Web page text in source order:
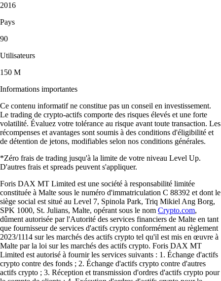
2016
Pays
90
Utilisateurs
150 M
Informations importantes
Ce contenu informatif ne constitue pas un conseil en investissement.
Le trading de crypto-actifs comporte des risques élevés et une forte
volatilité. Évaluez votre tolérance au risque avant toute transaction. Les
récompenses et avantages sont soumis à des conditions d'éligibilité et
de détention de jetons, modifiables selon nos conditions générales.
*Zéro frais de trading jusqu'à la limite de votre niveau Level Up.
D'autres frais et spreads peuvent s'appliquer.
Foris DAX MT Limited est une société à responsabilité limitée
constituée à Malte sous le numéro d'immatriculation C 88392 et dont le
siège social est situé au Level 7, Spinola Park, Triq Mikiel Ang Borg,
SPK 1000, St. Julians, Malte, opérant sous le nom Crypto.com,
dûment autorisée par l'Autorité des services financiers de Malte en tant
que fournisseur de services d'actifs crypto conformément au règlement
2023/1114 sur les marchés des actifs crypto tel qu'il est mis en œuvre à
Malte par la loi sur les marchés des actifs crypto. Foris DAX MT
Limited est autorisé à fournir les services suivants : 1. Échange d'actifs
crypto contre des fonds ; 2. Échange d'actifs crypto contre d'autres
actifs crypto ; 3. Réception et transmission d'ordres d'actifs crypto pour